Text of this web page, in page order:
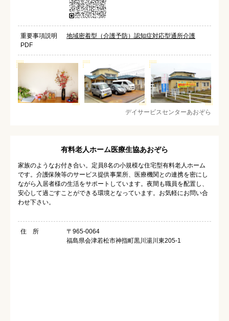
重要事項説明
PDF
地域密着型（介護予防）認知症対応型通所介護
デイサービスセンターあおぞら
有料老人ホーム医療生協あおぞら
家族のようなお付き合い。定員8名の小規模な住宅型有料老人ホーム
です。介護保険等のサービス提供事業所、医療機関との連携を密にし
ながら入居者様の生活をサポートしています。夜間も職員を配置し、
安心して過ごすことができる環境となっています。お気軽にお問い合
わせ下さい。
住 所
〒965-0064
福島県会津若松市神指町黒川湯川東205-1